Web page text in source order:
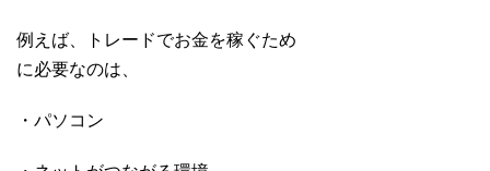
例えば、トレードでお金を稼ぐため
に必要なのは、
・パソコン